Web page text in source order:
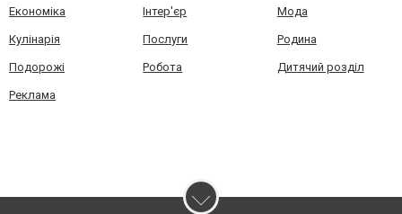
Економіка Інтер'єр Мода
Кулінарія Послуги Родина
Подорожі Робота Дитячий розділ
Реклама